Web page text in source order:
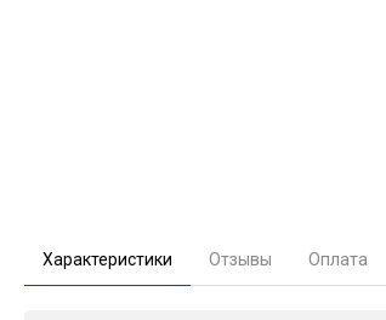
Характеристики Отзывы Оплата